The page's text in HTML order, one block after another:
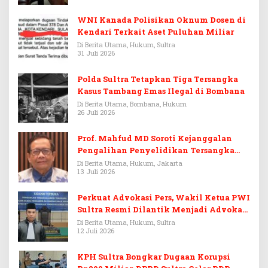
WNI Kanada Polisikan Oknum Dosen di
Kendari Terkait Aset Puluhan Miliar
Di Berita Utama, Hukum, Sultra
31 Juli 2026
Polda Sultra Tetapkan Tiga Tersangka
Kasus Tambang Emas Ilegal di Bombana
Di Berita Utama, Bombana, Hukum
26 Juli 2026
Prof. Mahfud MD Soroti Kejanggalan
Pengalihan Penyelidikan Tersangka
Febrie Adriansyah
Di Berita Utama, Hukum, Jakarta
13 Juli 2026
Perkuat Advokasi Pers, Wakil Ketua PWI
Sultra Resmi Dilantik Menjadi Advokat
PERADI
Di Berita Utama, Hukum, Sultra
12 Juli 2026
KPH Sultra Bongkar Dugaan Korupsi